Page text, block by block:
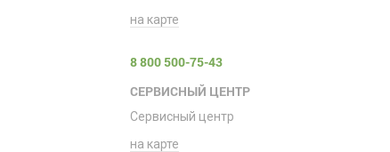
на карте
8 800 500-75-43
СЕРВИСНЫЙ ЦЕНТР
Сервисный центр
на карте